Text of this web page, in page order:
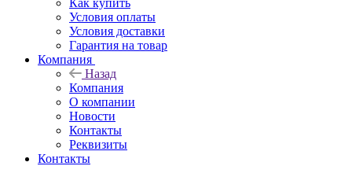
Как купить
Условия оплаты
Условия доставки
Гарантия на товар
Компания
Назад
Компания
О компании
Новости
Контакты
Реквизиты
Контакты